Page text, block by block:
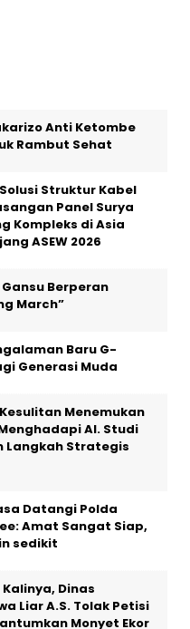
Anti Ketombe
Rambut Sehat
Struktur Kabel
Panel Surya
Kompleks di Asia
ASEW 2026
Berperan
March”
Baru G-
Generasi Muda
Menemukan
AI. Studi
Langkah Strategis
Datangi Polda
Amat Sangat Siap,
sedikit
Kalinya, Dinas
Liar A.S. Tolak Petisi
Monyet Ekor